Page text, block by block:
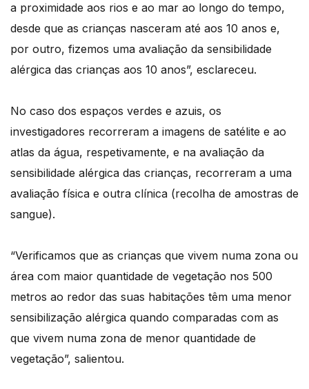
a proximidade aos rios e ao mar ao longo do tempo,
desde que as crianças nasceram até aos 10 anos e,
por outro, fizemos uma avaliação da sensibilidade
alérgica das crianças aos 10 anos”, esclareceu.
No caso dos espaços verdes e azuis, os
investigadores recorreram a imagens de satélite e ao
atlas da água, respetivamente, e na avaliação da
sensibilidade alérgica das crianças, recorreram a uma
avaliação física e outra clínica (recolha de amostras de
sangue).
“Verificamos que as crianças que vivem numa zona ou
área com maior quantidade de vegetação nos 500
metros ao redor das suas habitações têm uma menor
sensibilização alérgica quando comparadas com as
que vivem numa zona de menor quantidade de
vegetação”, salientou.